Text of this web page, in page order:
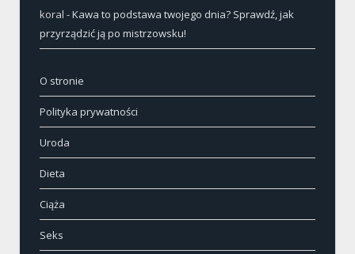
koral -Kawa to podstawa twojego dnia? Sprawdź, jak
przyrządzić ją po mistrzowsku!
O stronie
Polityka prywatności
Uroda
Dieta
Ciąża
Seks